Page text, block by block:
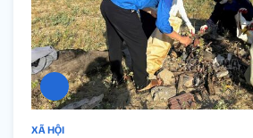
XÃ HỘI